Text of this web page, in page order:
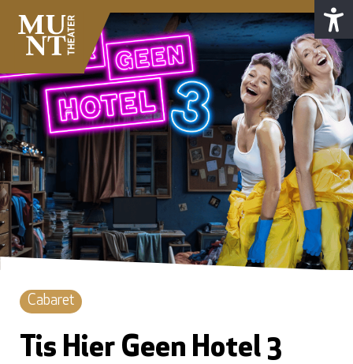
Cabaret
Tis Hier Geen Hotel 3